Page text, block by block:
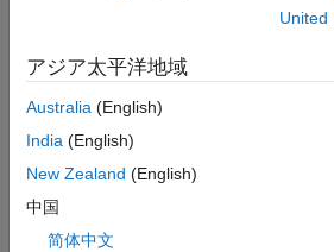
Cabin サブシステム
United
アジア太平洋地域
Australia (English)
India (English)
New Zealand (English)
中国
简体中文